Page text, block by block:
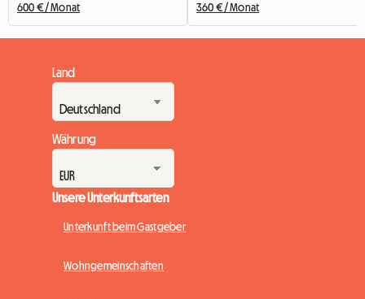
600 € / Monat 360 € / Monat
Land
Währung
Unsere Unterkunftsarten
Unterkunft beim Gastgeber
Wohngemeinschaften